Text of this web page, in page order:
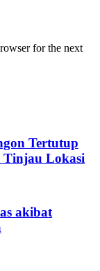
for the next
Tertutup
Tinjau Lokasi
akibat